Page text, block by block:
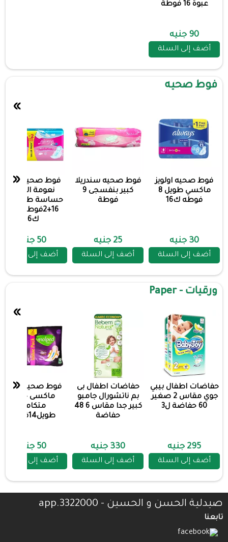
عبوة 16 فوطة
90 جنيه
أضف إلى السلة
فوط صحيه
فوط صحيه اولويز
ماكسي طويل 8
فوطه ك16
30 جنيه
أضف إلى السلة
فوط صحيه سندريلا
كبير بنفسجى 9
فوطة
25 جنيه
أضف إلى السلة
فوط صحيه اولويز
نعومة القطن
حساسة طويل دبل
16+2فوطةمجانا
ك16
50 جنيه
أضف إلى السلة
»
«
ورقيات - Paper
حفاضات اطفال بيبي
جوي مقاس 2 صغير
60 حفاضة ل3
295 جنيه
أضف إلى السلة
حفاضات اطفال بى
بم ناتشورال جامبو
كبير جدا مقاس 6 48
حفاضة
330 جنيه
أضف إلى السلة
فوط صحيه مولبد
ماكسى حماية
متكاملة
طويل14فوطه
50 جنيه
أضف إلى السلة
»
«
صيدلية الحسن و الحسين - 3322000.app
تابعنا